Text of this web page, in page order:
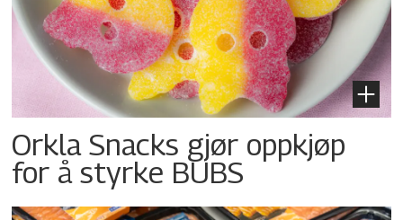
Orkla Snacks gjør oppkjøp
for å styrke BUBS